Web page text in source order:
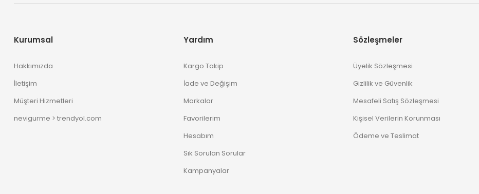
Kurumsal
Hakkımızda
İletişim
Müşteri Hizmetleri
nevigurme > trendyol.com
Yardım
Kargo Takip
İade ve Değişim
Markalar
Favorilerim
Hesabım
Sık Sorulan Sorular
Kampanyalar
Sözleşmeler
Üyelik Sözleşmesi
Gizlilik ve Güvenlik
Mesafeli Satış Sözleşmesi
Kişisel Verilerin Korunması
Ödeme ve Teslimat